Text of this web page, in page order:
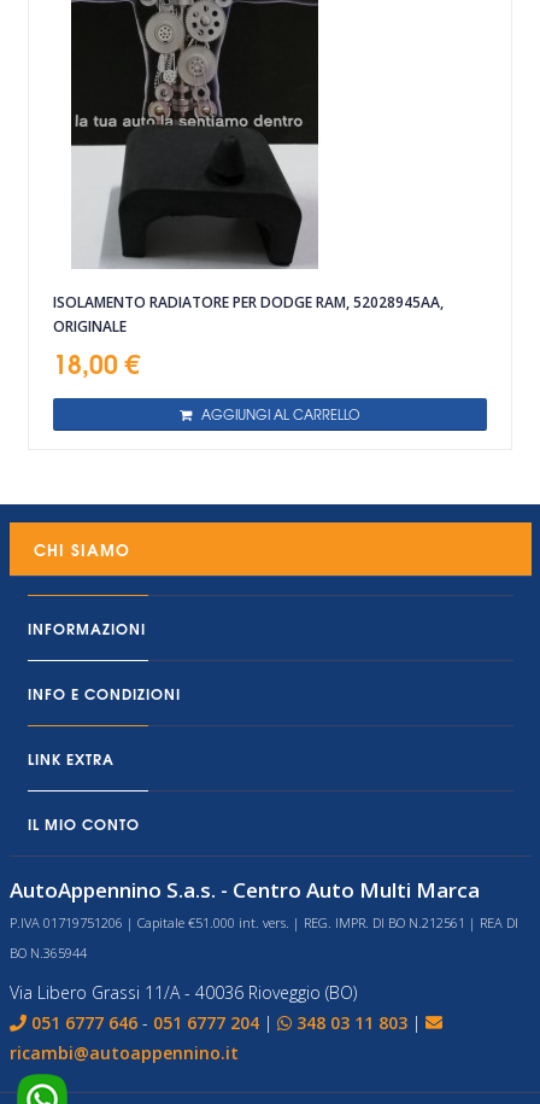
ISOLAMENTO RADIATORE PER DODGE RAM, 52028945AA,
ORIGINALE
18,00 €
AGGIUNGI AL CARRELLO
CHI SIAMO
INFORMAZIONI
INFO E CONDIZIONI
LINK EXTRA
IL MIO CONTO
AutoAppennino S.a.s. - Centro Auto Multi Marca
P.IVA 01719751206 | Capitale €51.000 int. vers. | REG. IMPR. DI BO N.212561 | REA DI
BO N.365944
Via Libero Grassi 11/A - 40036 Rioveggio (BO)
051 6777 646 - 051 6777 204 | 348 03 11 803 |
ricambi@autoappennino.it